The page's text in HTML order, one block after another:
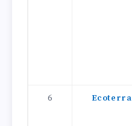
6 Ecoterra